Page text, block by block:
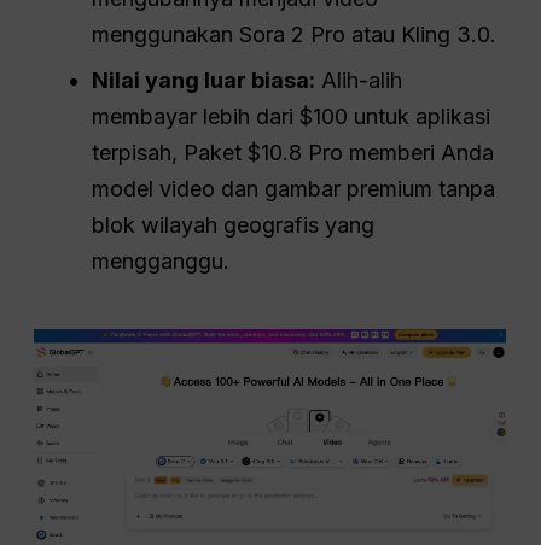
menggunakan Sora 2 Pro atau Kling 3.0.
Nilai yang luar biasa: Alih-alih
membayar lebih dari $100 untuk aplikasi
terpisah, Paket $10.8 Pro memberi Anda
model video dan gambar premium tanpa
blok wilayah geografis yang
mengganggu.